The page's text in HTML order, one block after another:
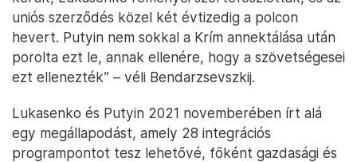
uniós szerződés közel két évtizedig a polcon
hevert. Putyin nem sokkal a Krím annektálása után
porolta ezt le, annak ellenére, hogy a szövetségesei
ezt ellenezték” – véli Bendarzsevszkij.
Lukasenko és Putyin 2021 novemberében írt alá
egy megállapodást, amely 28 integrációs
programpontot tesz lehetővé, főként gazdasági és